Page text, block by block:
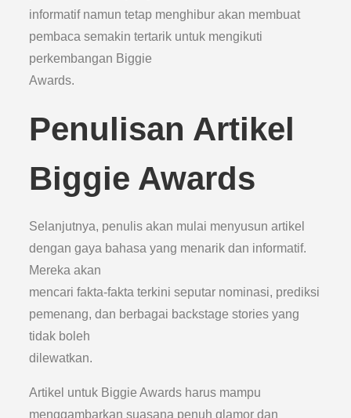
informatif namun tetap menghibur akan membuat
pembaca semakin tertarik untuk mengikuti
perkembangan Biggie
Awards.
Penulisan Artikel
Biggie Awards
Selanjutnya, penulis akan mulai menyusun artikel
dengan gaya bahasa yang menarik dan informatif.
Mereka akan
mencari fakta-fakta terkini seputar nominasi, prediksi
pemenang, dan berbagai backstage stories yang
tidak boleh
dilewatkan.
Artikel untuk Biggie Awards harus mampu
menggambarkan suasana penuh glamor dan